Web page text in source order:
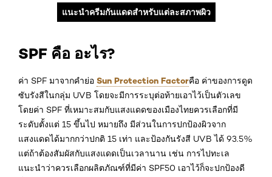
แนะนำครีมกันแดดสำหรับแต่ละสภาพผิว
SPF คือ อะไร?
ค่า SPF มาจากคำย่อ Sun Protection Factorคือ ค่าของการดูด
ซับรังสีในกลุ่ม UVB โดยจะมีการระบุต่อท้ายเอาไว้เป็นตัวเลข
โดยค่า SPF ที่เหมาะสมกับแสงแดดของเมืองไทยควรเลือกที่มี
ระดับตั้งแต่ 15 ขึ้นไป หมายถึง มีส่วนในการปกป้องผิวจาก
แสงแดดได้มากกว่าปกติ 15 เท่า และป้องกันรังสี UVB ได้ 93.5%
แต่ถ้าต้องสัมผัสกับแสงแดดเป็นเวลานาน เช่น การไปทะเล
แนะนำว่าควรเลือกผลิตภัณฑ์ที่มีค่า SPF50 เอาไว้ก็จะปกป้องดี